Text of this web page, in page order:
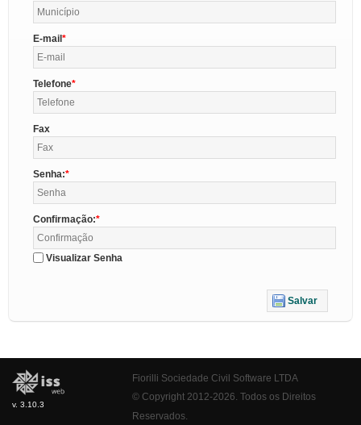
E-mail
Telefone
Fax
Senha:
Confirmação:
Visualizar Senha
Salvar
v. 3.10.3
Fiorilli Sociedade Civil Software LTDA
© Copyright 2012-2026. Todos os Direitos
Reservados.